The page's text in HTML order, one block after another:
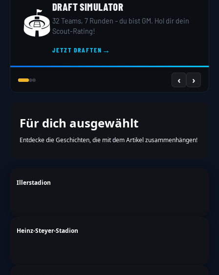
🏟️
DRAFT SIMULATOR
32 Teams, 7 Runden – du bist GM. Hol dir dein
Scout-Rating!
JETZT DRAFTEN →
‹ ›
Für dich ausgewählt
Entdecke die Geschichten, die mit dem Artikel zusammenhängen!
Illerstadion
Heinz-Steyer-Stadion